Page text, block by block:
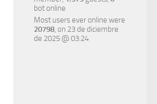
bot online
Most users ever online were
20798, on 23 de diciembre
de 2025 @ 03:24